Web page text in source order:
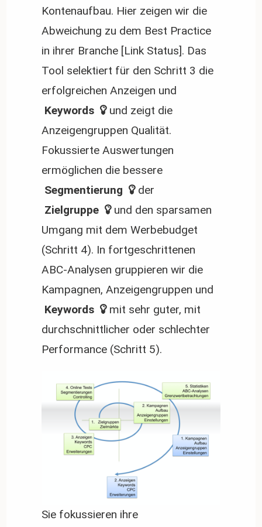
Kontenaufbau. Hier zeigen wir die
Abweichung zu dem Best Practice
in ihrer Branche [Link Status]. Das
Tool selektiert für den Schritt 3 die
erfolgreichen Anzeigen und
Keywords
und zeigt die
Anzeigengruppen Qualität.
Fokussierte Auswertungen
ermöglichen die bessere
Segmentierung
der
Zielgruppe
und den sparsamen
Umgang mit dem Werbebudget
(Schritt 4). In fortgeschrittenen
ABC-Analysen gruppieren wir die
Kampagnen, Anzeigengruppen und
Keywords
mit sehr guter, mit
durchschnittlicher oder schlechter
Performance (Schritt 5).
Sie fokussieren ihre